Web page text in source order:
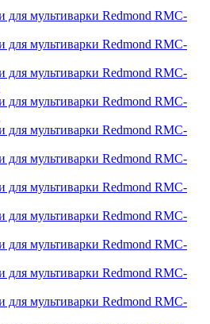
для мультиварки Redmond RMC-
для мультиварки Redmond RMC-
для мультиварки Redmond RMC-
для мультиварки Redmond RMC-
для мультиварки Redmond RMC-
для мультиварки Redmond RMC-
для мультиварки Redmond RMC-
для мультиварки Redmond RMC-
для мультиварки Redmond RMC-
для мультиварки Redmond RMC-
для мультиварки Redmond RMC-